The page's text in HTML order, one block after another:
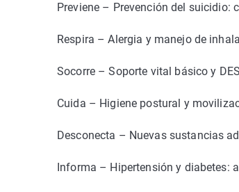
Previene – Prevención del suicidio:
Respira – Alergia y manejo de
Socorre – Soporte vital básico y
Cuida – Higiene postural y
Desconecta – Nuevas sustancias
Informa – Hipertensión y diabetes: